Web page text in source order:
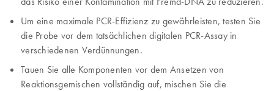
Um eine maximale PCR-Effizienz zu gewährleisten, testen Sie
die Probe vor dem tatsächlichen digitalen PCR-Assay in
verschiedenen Verdünnungen.
Tauen Sie alle Komponenten vor dem Ansetzen von
Reaktionsgemischen vollständig auf, mischen Sie die